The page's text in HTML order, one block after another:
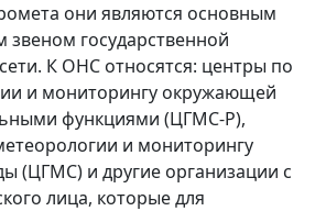
они являются основным
государственной
К ОНС относятся: центры по
и мониторингу окружающей
функциями (ЦГМС-Р),
и мониторингу
(ЦГМС) и другие организации с
лица, которые для